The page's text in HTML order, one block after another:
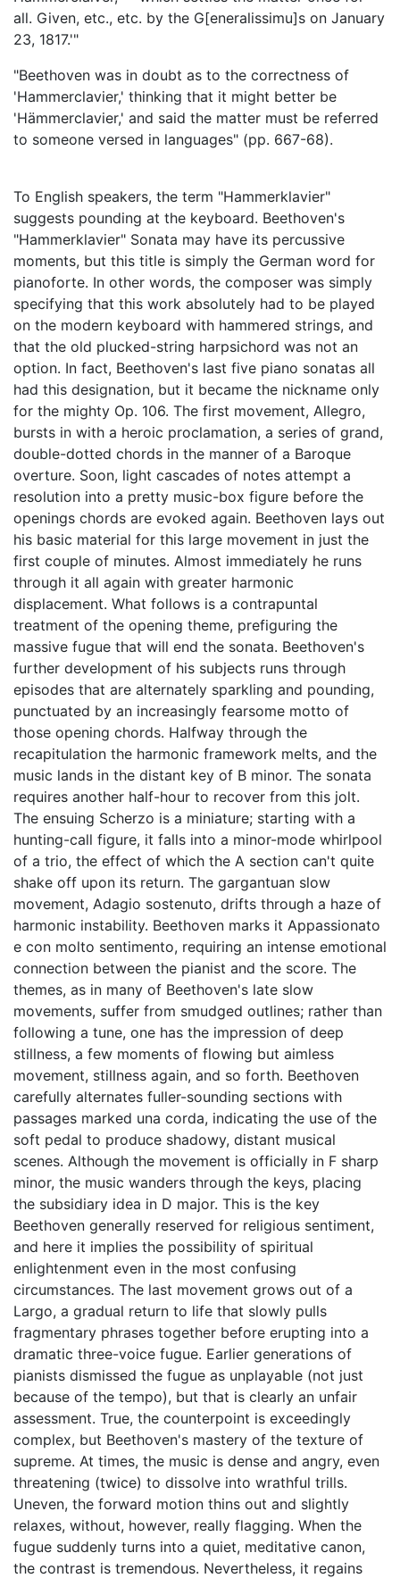
all. Given, etc., etc. by the G[eneralissimu]s on January
23, 1817.'"
"Beethoven was in doubt as to the correctness of
'Hammerclavier,' thinking that it might better be
'Hämmerclavier,' and said the matter must be referred
to someone versed in languages" (pp. 667-68).
To English speakers, the term "Hammerklavier"
suggests pounding at the keyboard. Beethoven's
"Hammerklavier" Sonata may have its percussive
moments, but this title is simply the German word for
pianoforte. In other words, the composer was simply
specifying that this work absolutely had to be played
on the modern keyboard with hammered strings, and
that the old plucked-string harpsichord was not an
option. In fact, Beethoven's last five piano sonatas all
had this designation, but it became the nickname only
for the mighty Op. 106. The first movement, Allegro,
bursts in with a heroic proclamation, a series of grand,
double-dotted chords in the manner of a Baroque
overture. Soon, light cascades of notes attempt a
resolution into a pretty music-box figure before the
openings chords are evoked again. Beethoven lays out
his basic material for this large movement in just the
first couple of minutes. Almost immediately he runs
through it all again with greater harmonic
displacement. What follows is a contrapuntal
treatment of the opening theme, prefiguring the
massive fugue that will end the sonata. Beethoven's
further development of his subjects runs through
episodes that are alternately sparkling and pounding,
punctuated by an increasingly fearsome motto of
those opening chords. Halfway through the
recapitulation the harmonic framework melts, and the
music lands in the distant key of B minor. The sonata
requires another half-hour to recover from this jolt.
The ensuing Scherzo is a miniature; starting with a
hunting-call figure, it falls into a minor-mode whirlpool
of a trio, the effect of which the A section can't quite
shake off upon its return. The gargantuan slow
movement, Adagio sostenuto, drifts through a haze of
harmonic instability. Beethoven marks it Appassionato
e con molto sentimento, requiring an intense emotional
connection between the pianist and the score. The
themes, as in many of Beethoven's late slow
movements, suffer from smudged outlines; rather than
following a tune, one has the impression of deep
stillness, a few moments of flowing but aimless
movement, stillness again, and so forth. Beethoven
carefully alternates fuller-sounding sections with
passages marked una corda, indicating the use of the
soft pedal to produce shadowy, distant musical
scenes. Although the movement is officially in F sharp
minor, the music wanders through the keys, placing
the subsidiary idea in D major. This is the key
Beethoven generally reserved for religious sentiment,
and here it implies the possibility of spiritual
enlightenment even in the most confusing
circumstances. The last movement grows out of a
Largo, a gradual return to life that slowly pulls
fragmentary phrases together before erupting into a
dramatic three-voice fugue. Earlier generations of
pianists dismissed the fugue as unplayable (not just
because of the tempo), but that is clearly an unfair
assessment. True, the counterpoint is exceedingly
complex, but Beethoven's mastery of the texture of
supreme. At times, the music is dense and angry, even
threatening (twice) to dissolve into wrathful trills.
Uneven, the forward motion thins out and slightly
relaxes, without, however, really flagging. When the
fugue suddenly turns into a quiet, meditative canon,
the contrast is tremendous. Nevertheless, it regains